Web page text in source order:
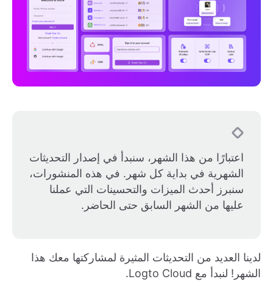
اعتبارًا من هذا الشهر، سنبدأ في إصدار التحديثات
الشهرية في بداية كل شهر. في هذه المنشورات،
سنبرز أحدث الميزات والتحسينات التي عملنا
عليها من الشهر السابق حتى الحاضر.
لدينا العديد من التحديثات المثيرة لمشاركتها معك هذا
الشهر! لنبدأ مع Logto Cloud.